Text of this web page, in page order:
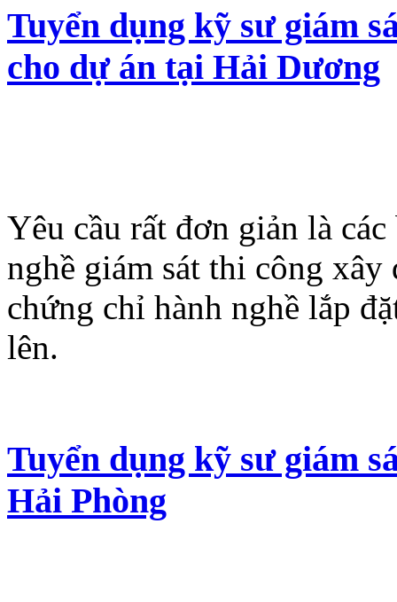
Tuyển dụng kỹ sư giám
cho dự án tại Hải Dương
Yêu cầu rất đơn giản là
nghề giám sát thi công
chứng chỉ hành nghề lắp
lên.
Tuyển dụng kỹ sư giám
Hải Phòng